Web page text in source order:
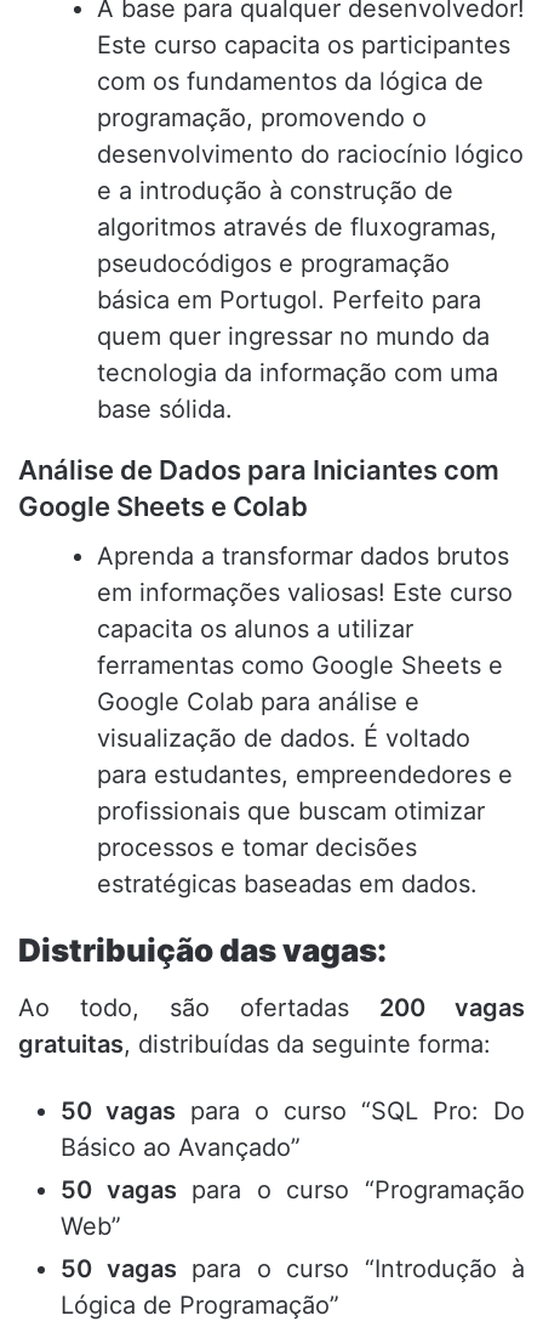
A base para qualquer desenvolvedor!
Este curso capacita os participantes
com os fundamentos da lógica de
programação, promovendo o
desenvolvimento do raciocínio lógico
e a introdução à construção de
algoritmos através de fluxogramas,
pseudocódigos e programação
básica em Portugol. Perfeito para
quem quer ingressar no mundo da
tecnologia da informação com uma
base sólida.
Análise de Dados para Iniciantes com
Google Sheets e Colab
Aprenda a transformar dados brutos
em informações valiosas! Este curso
capacita os alunos a utilizar
ferramentas como Google Sheets e
Google Colab para análise e
visualização de dados. É voltado
para estudantes, empreendedores e
profissionais que buscam otimizar
processos e tomar decisões
estratégicas baseadas em dados.
Distribuição das vagas:
Ao todo, são ofertadas 200 vagas
gratuitas, distribuídas da seguinte forma:
50 vagas para o curso “SQL Pro: Do
Básico ao Avançado”
50 vagas para o curso “Programação
Web”
50 vagas para o curso “Introdução à
Lógica de Programação”